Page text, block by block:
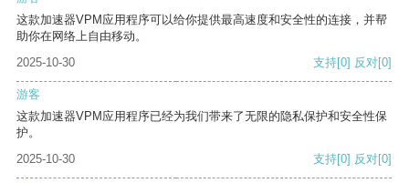
这款加速器VPM应用程序可以给你提供最高速度和安全性的连接，并帮
助你在网络上自由移动。
2025-10-30
支持[0] 反对[0]
游客
这款加速器VPM应用程序已经为我们带来了无限的隐私保护和安全性保
护。
2025-10-30
支持[0] 反对[0]